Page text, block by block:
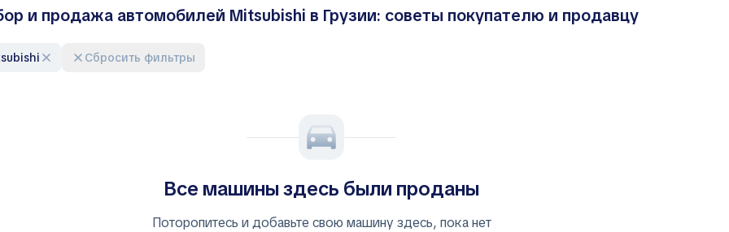
и продажа автомобилей Mitsubishi в Грузии: советы покупателю и продавцу
Сбросить фильтры
Все машины здесь были проданы
Поторопитесь и добавьте свою машину здесь, пока нет